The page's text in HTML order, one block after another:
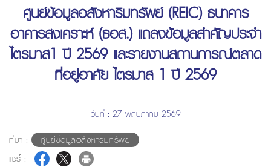
ศูนย์ข้อมูลอสังหาริมทรัพย์ (REIC) ธนาคาร
อาคารสงเคราะห์ (ธอส.) แถลงข้อมูลสำคัญประจำ
ไตรมาส1 ปี 2569 และรายงานสถานการณ์ตลาด
ที่อยู่อาศัย ไตรมาส 1 ปี 2569
วันที่ : 27 พฤษภาคม 2569
ที่มา :
ศูนย์ข้อมูลอสังหาริมทรัพย์
แชร์ :